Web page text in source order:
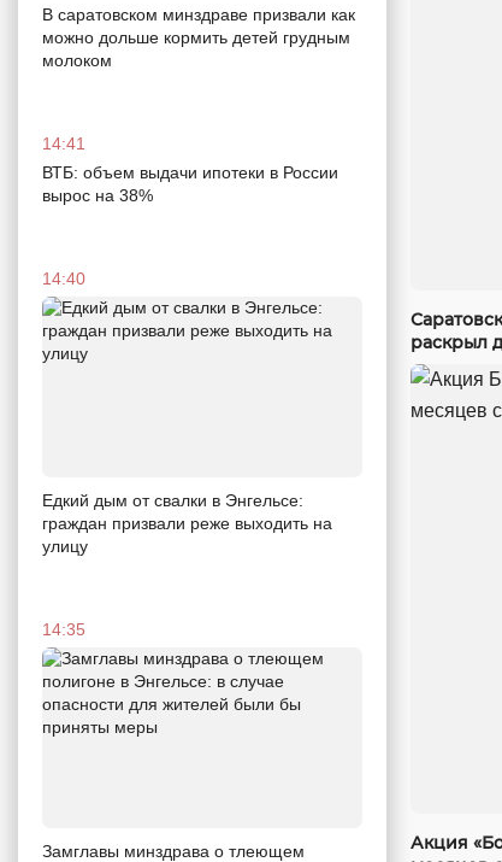
В саратовском минздраве призвали как
можно дольше кормить детей грудным
молоком
14:41
ВТБ: объем выдачи ипотеки в России
вырос на 38%
14:40
Едкий дым от свалки в Энгельсе:
граждан призвали реже выходить на
улицу
14:35
Замглавы минздрава о тлеющем
раскрыл
Акция